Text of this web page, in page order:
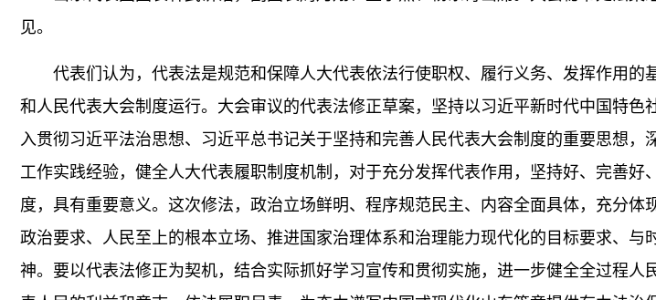
见。
代表们认为，代表法是规范和保障人大代表依法行使职权、履行义务、发挥作用的
和人民代表大会制度运行。大会审议的代表法修正草案，坚持以习近平新时代中国特色
入贯彻习近平法治思想、习近平总书记关于坚持和完善人民代表大会制度的重要思想，
工作实践经验，健全人大代表履职制度机制，对于充分发挥代表作用，坚持好、完善好
度，具有重要意义。这次修法，政治立场鲜明、程序规范民主、内容全面具体，充分体
政治要求、人民至上的根本立场、推进国家治理体系和治理能力现代化的目标要求、与
神。要以代表法修正为契机，结合实际抓好学习宣传和贯彻实施，进一步健全全过程人